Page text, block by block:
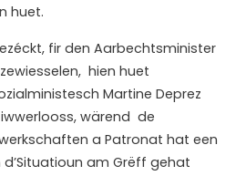
huet.
fir den Aarbechtsminister
hien huet
Martine Deprez
wärend de
a Patronat hat een
d’Situatioun am Grëff gehat